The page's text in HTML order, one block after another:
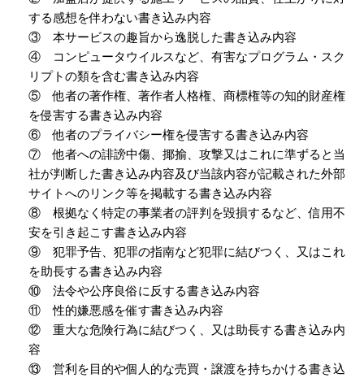
する感想を伴わない書き込み内容
③ 本サービスの趣旨から逸脱した書き込み内容
④ コンピュータウイルスなど、有害なプログラム・スク
リプトの類を含む書き込み内容
⑤ 他者の著作権、著作者人格権、商標権等の知的財産権
を侵害する書き込み内容
⑥ 他者のプライバシー権を侵害する書き込み内容
⑦ 他者への誹謗中傷、揶揄、攻撃又はこれに準ずると当
社が判断した書き込み内容及び当該内容が記載された外部
サイトへのリンク等を掲載する書き込み内容
⑧ 根拠なく特定の事業者の評判を毀損するなど、信用不
安を引き起こす書き込み内容
⑨ 犯罪予告、犯罪の指南など犯罪に結びつく、又はこれ
を助長する書き込み内容
⑩ 法令や公序良俗に反する書き込み内容
⑪ 性的嫌悪感を催す書き込み内容
⑫ 重大な危険行為に結びつく、又は助長する書き込み内
容
⑬ 営利を目的や個人的な売買・譲渡を持ちかける書き込